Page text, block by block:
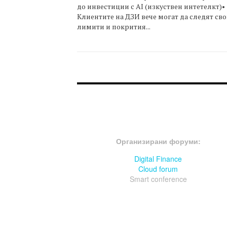
до инвестиции с AI (изкуствен интетелкт)•
Клиентите на ДЗИ вече могат да следят
лимити и покрития...
Организирани форуми:
Digital Finance
Cloud forum
Smart conference